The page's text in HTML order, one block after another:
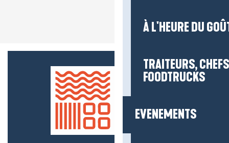
À L'HEURE DU
TRAITEURS,
FOODTRUCKS
EVENEMENTS